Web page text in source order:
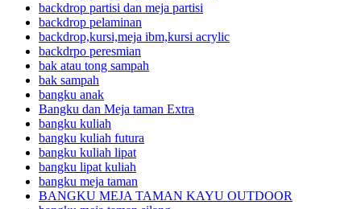
backdrop partisi dan meja partisi
backdrop pelaminan
backdrop,kursi,meja ibm,kursi acrylic
backdrpo peresmian
bak atau tong sampah
bak sampah
bangku anak
Bangku dan Meja taman Extra
bangku kuliah
bangku kuliah futura
bangku kuliah lipat
bangku lipat kuliah
bangku meja taman
BANGKU MEJA TAMAN KAYU OUTDOOR